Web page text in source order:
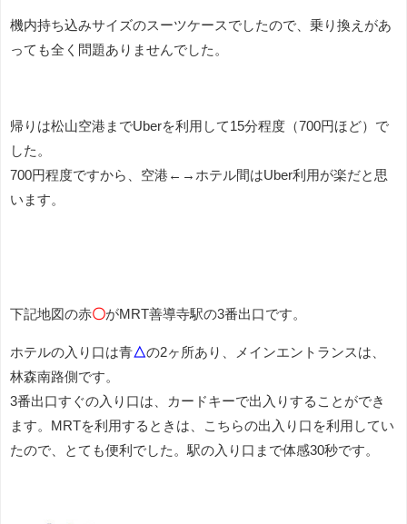
機内持ち込みサイズのスーツケースでしたので、乗り換えがあ
っても全く問題ありませんでした。
帰りは松山空港までUberを利用して15分程度（700円ほど）で
した。
700円程度ですから、空港←→ホテル間はUber利用が楽だと思
います。
下記地図の赤〇がMRT善導寺駅の3番出口です。
ホテルの入り口は青△の2ヶ所あり、メインエントランスは、
林森南路側です。
3番出口すぐの入り口は、カードキーで出入りすることができ
ます。MRTを利用するときは、こちらの出入り口を利用してい
たので、とても便利でした。駅の入り口まで体感30秒です。